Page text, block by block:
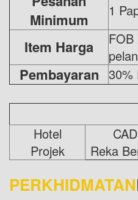
Minimum
1
Item Harga
FOB
Pembayaran 30%
Hotel
Projek
CAD
Reka
PERKHIDMATAN